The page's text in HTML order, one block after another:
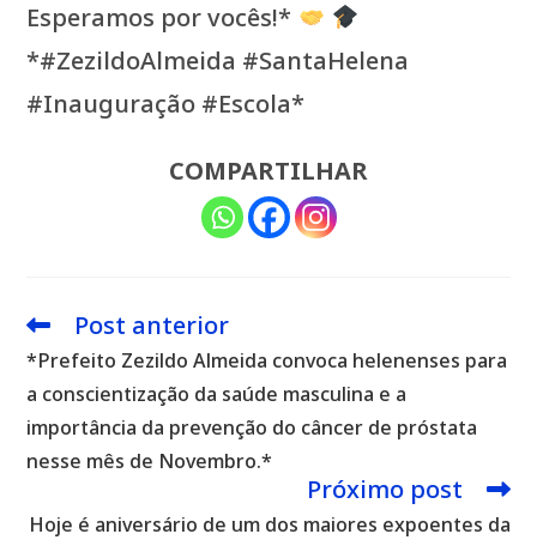
Esperamos por vocês!*
*#ZezildoAlmeida #SantaHelena
#Inauguração #Escola*
COMPARTILHAR
Leia
artigos
Post anterior
*Prefeito Zezildo Almeida convoca helenenses para
a conscientização da saúde masculina e a
importância da prevenção do câncer de próstata
nesse mês de Novembro.*
Próximo post
Hoje é aniversário de um dos maiores expoentes da